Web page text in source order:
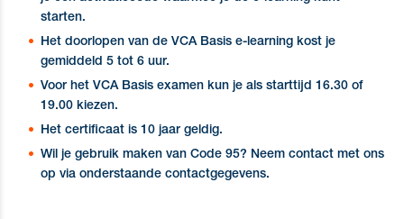
starten.
Het doorlopen van de VCA Basis e-learning kost je
gemiddeld 5 tot 6 uur.
Voor het VCA Basis examen kun je als starttijd 16.30 of
19.00 kiezen.
Het certificaat is 10 jaar geldig.
Wil je gebruik maken van Code 95? Neem contact met ons
op via onderstaande contactgegevens.